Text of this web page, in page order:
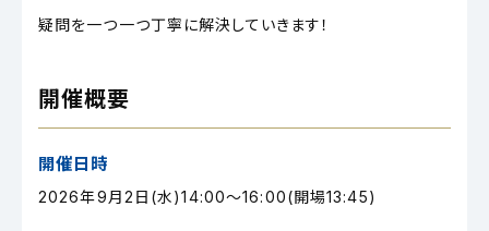
疑問を一つ一つ丁寧に解決していきます！
開催概要
開催日時
2026年9月2日(水)14:00～16:00(開場13:45)